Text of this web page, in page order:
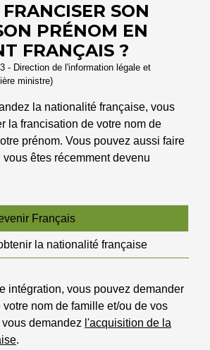
SON
PRÉNOM EN
FRANÇAIS ?
- Direction de l'information légale et
ministre)
la nationalité française, vous
la francisation de votre nom de
prénom. Vous pouvez aussi faire
êtes récemment devenu
Français
la nationalité française
intégration, vous pouvez demander
votre nom de famille et/ou de vos
demandez l'acquisition de la
.